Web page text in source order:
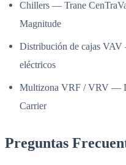
Chillers — Trane
Magnitude
Distribución de cajas
eléctricos
Multizona VRF / VRV —
Carrier
Preguntas